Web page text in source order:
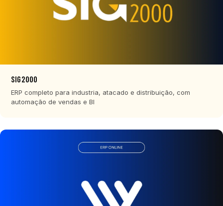
SIG2000
ERP completo para industria, atacado e distribuição, com
automação de vendas e BI